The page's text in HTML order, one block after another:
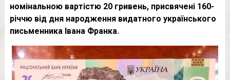
номінальною вартістю 20 гривень, присвячені 160-
річчю від дня народження видатного українського
письменника Івана Франка.